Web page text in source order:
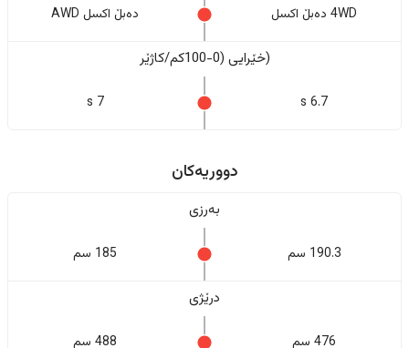
4WD دەبڵ اکسل دەبڵ اکسل AWD
(خێرایی (0-100کم/کاژێر
6.7 s
7 s
دووریەکان
بەرزی
190.3 سم 185 سم
درێژی
476 سم 488 سم